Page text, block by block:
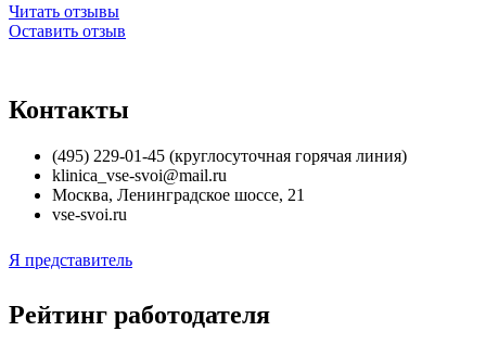
Читать отзывы
Оставить отзыв
Контакты
(495) 229-01-45 (круглосуточная горячая линия)
klinica_vse-svoi@mail.ru
Москва, Ленинградское шоссе, 21
vse-svoi.ru
Я представитель
Рейтинг работодателя